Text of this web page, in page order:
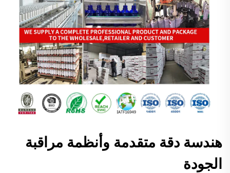
هندسة دقة متقدمة وأنظمة مراقبة
الجودة